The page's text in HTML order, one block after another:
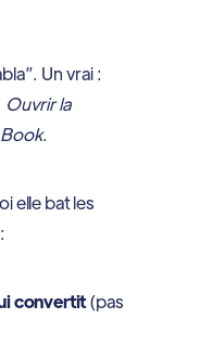
Un vrai :
la
.
elle bat les
convertit(pas